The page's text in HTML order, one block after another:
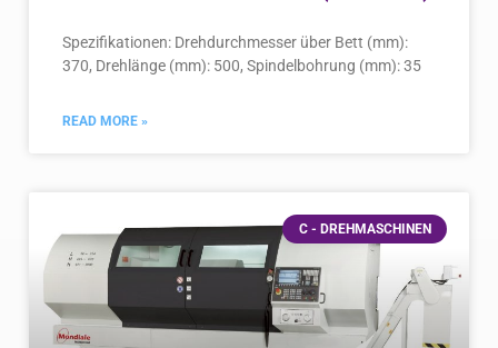
Spezifikationen: Drehdurchmesser über Bett (mm):
370, Drehlänge (mm): 500, Spindelbohrung (mm): 35
READ MORE »
C - DREHMASCHINEN